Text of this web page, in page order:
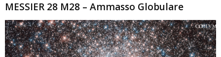
MESSIER 28 M28 – Ammasso Globulare